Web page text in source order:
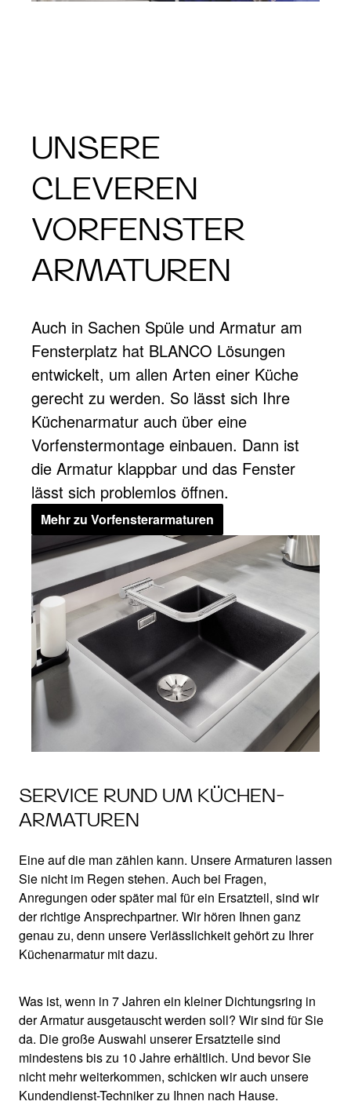
UNSERE
CLEVEREN
VORFENSTER
ARMATUREN
Auch in Sachen Spüle und Armatur am
Fensterplatz hat BLANCO Lösungen
entwickelt, um allen Arten einer Küche
gerecht zu werden. So lässt sich Ihre
Küchenarmatur auch über eine
Vorfenstermontage einbauen. Dann ist
die Armatur klappbar und das Fenster
lässt sich problemlos öffnen.
Mehr zu Vorfensterarmaturen
SERVICE RUND UM KÜCHEN-
ARMATUREN
Eine auf die man zählen kann. Unsere Armaturen lassen
Sie nicht im Regen stehen. Auch bei Fragen,
Anregungen oder später mal für ein Ersatzteil, sind wir
der richtige Ansprechpartner. Wir hören Ihnen ganz
genau zu, denn unsere Verlässlichkeit gehört zu Ihrer
Küchenarmatur mit dazu.
Was ist, wenn in 7 Jahren ein kleiner Dichtungsring in
der Armatur ausgetauscht werden soll? Wir sind für Sie
da. Die große Auswahl unserer Ersatzteile sind
mindestens bis zu 10 Jahre erhältlich. Und bevor Sie
nicht mehr weiterkommen, schicken wir auch unsere
Kundendienst-Techniker zu Ihnen nach Hause.